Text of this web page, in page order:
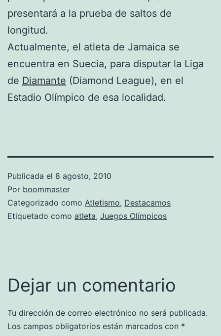
presentará a la prueba de saltos de
longitud.
Actualmente, el atleta de Jamaica se
encuentra en Suecia, para disputar la Liga
de Diamante (Diamond League), en el
Estadio Olímpico de esa localidad.
Publicada el 8 agosto, 2010
Por boommaster
Categorizado como Atletismo, Destacamos
Etiquetado como atleta, Juegos Olímpicos
Dejar un comentario
Tu dirección de correo electrónico no será publicada.
Los campos obligatorios están marcados con *